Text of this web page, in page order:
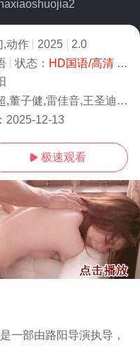
,动作 2025
2.0
状态： HD国语/高清- 免费在线观看
,雷佳音,王圣迪,丁程鑫,王彦霖,邓飞,张震,辛芷蕾,郭京飞,常远
2025-12-13
 极速观看
一部由路阳导演执导，